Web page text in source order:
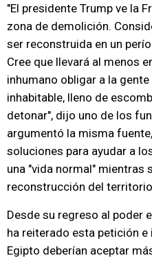
"El presidente Trump ve la
zona de demolición.
ser reconstruida en un
Cree que llevará al menos
inhumano obligar a la
inhabitable, lleno de
detonar", dijo uno de los
argumentó la misma
soluciones para ayudar a
una "vida normal" mientras
reconstrucción del
Desde su regreso al poder
ha reiterado esta petición
Egipto deberían aceptar